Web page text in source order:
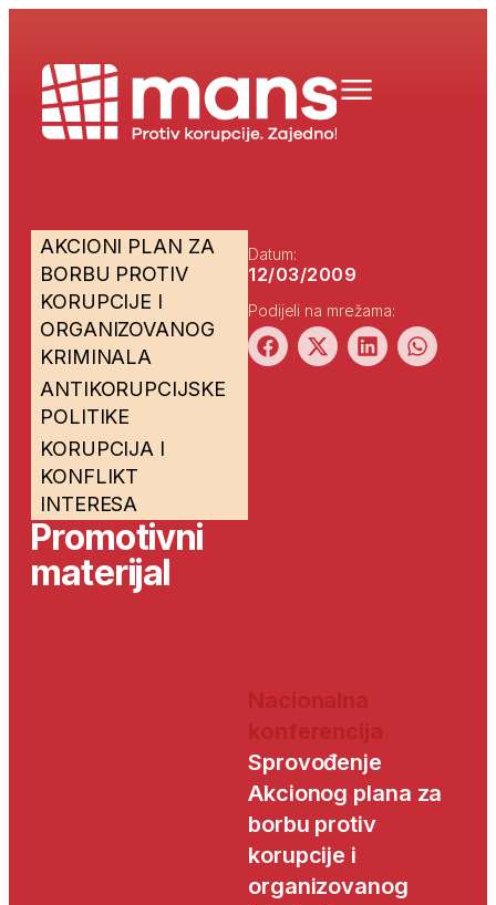
AKCIONI PLAN ZA
BORBU PROTIV
KORUPCIJE I
ORGANIZOVANOG
KRIMINALA
ANTIKORUPCIJSKE
POLITIKE
KORUPCIJA I
KONFLIKT
INTERESA
Promotivni
materijal
Datum:
12/03/2009
Podijeli na mrežama:
Sprovođenje
Akcionog plana za
borbu protiv
korupcije i
organizovanog